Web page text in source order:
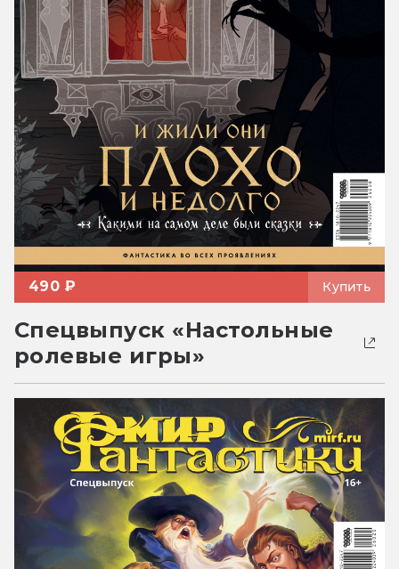
490 ₽ Купить
Спецвыпуск «Настольные
ролевые игры»